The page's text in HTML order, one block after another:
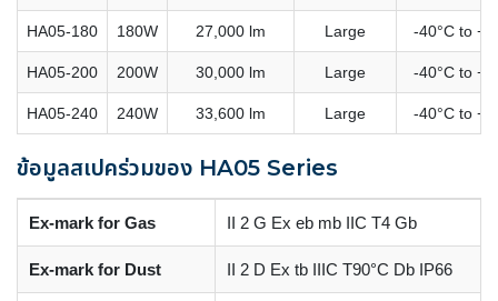
HA05-180 180W 27,000 lm Large -40°C to
HA05-200 200W 30,000 lm Large -40°C to
HA05-240 240W 33,600 lm Large -40°C to
ข้อมูลสเปคร่วมของ HA05 Series
Ex-mark for Gas II 2 G Ex eb mb IIC T4 Gb
Ex-mark for Dust II 2 D Ex tb IIIC T90°C Db IP66